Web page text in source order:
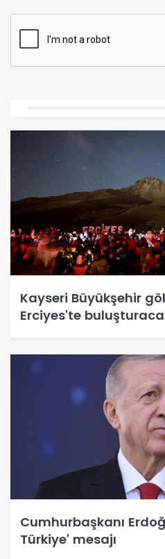
Kayseri Büyükşehir
Erciyes'te
Cumhurbaşkanı
Türkiye' mesajı